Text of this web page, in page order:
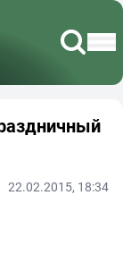
22.02.2015, 18:34